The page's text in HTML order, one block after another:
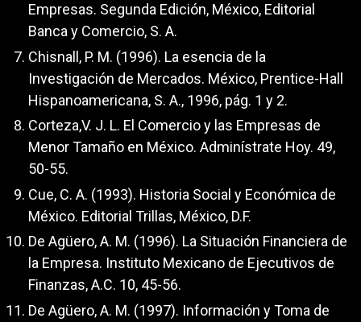
Empresas. Segunda Edición, México, Editorial
Banca y Comercio, S. A.
Chisnall, P. M. (1996). La esencia de la
Investigación de Mercados. México, Prentice-Hall
Hispanoamericana, S. A., 1996, pág. 1 y 2.
Corteza,V. J. L. El Comercio y las Empresas de
Menor Tamaño en México. Adminístrate Hoy. 49,
50-55.
Cue, C. A. (1993). Historia Social y Económica de
México. Editorial Trillas, México, D.F.
De Agüero, A. M. (1996). La Situación Financiera de
la Empresa. Instituto Mexicano de Ejecutivos de
Finanzas, A.C. 10, 45-56.
De Agüero, A. M. (1997). Información y Toma de